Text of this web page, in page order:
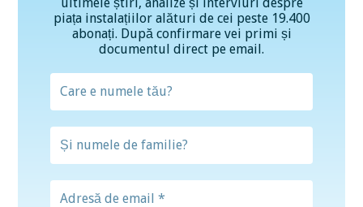
piața instalațiilor alături de cei peste 19.400
abonați. După confirmare vei primi și
documentul direct pe email.